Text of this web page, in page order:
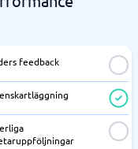
feedback